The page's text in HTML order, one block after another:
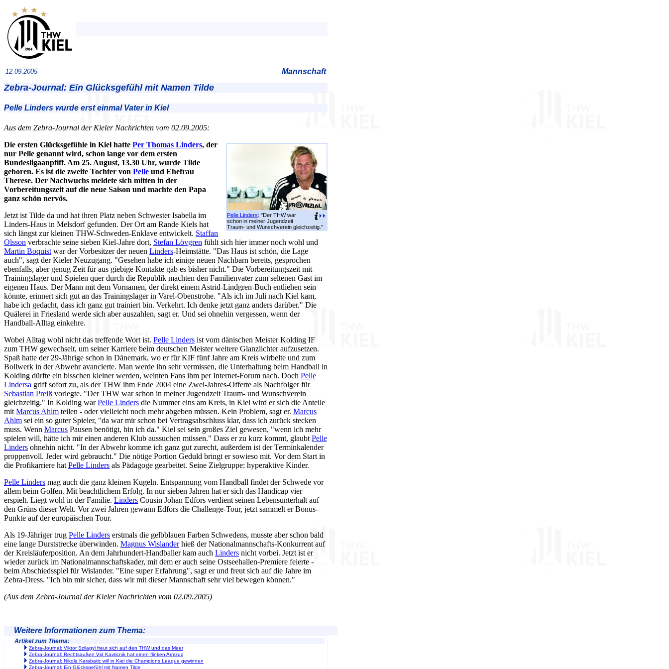
12.09.2005 Mannschaft
Zebra-Journal: Ein Glücksgefühl mit Namen Tilde
Pelle Linders wurde erst einmal Vater in Kiel
Aus dem Zebra-Journal der Kieler Nachrichten vom 02.09.2005:
Pelle Linders: "Der THW war
schon in meiner Jugendzeit
Traum- und Wunschverein gleichzeitig."
Die ersten Glücksgefühle in Kiel hatte Per Thomas Linders, der
nur Pelle genannt wird, schon lange vor dem ersten
Bundesligaanpfiff. Am 25. August, 13.30 Uhr, wurde Tilde
geboren. Es ist die zweite Tochter von Pelle und Ehefrau
Therese. Der Nachwuchs meldete sich mitten in der
Vorbereitungszeit auf die neue Saison und machte den Papa
ganz schön nervös.
Jetzt ist Tilde da und hat ihren Platz neben Schwester Isabella im
Linders-Haus in Melsdorf gefunden. Der Ort am Rande Kiels hat
sich längst zur kleinen THW-Schweden-Enklave entwickelt. Staffan
Olsson verbrachte seine sieben Kiel-Jahre dort, Stefan Lövgren fühlt sich hier immer noch wohl und
Martin Boquist war der Vorbesitzer der neuen Linders-Heimstätte. "Das Haus ist schön, die Lage
auch", sagt der Kieler Neuzugang. "Gesehen habe ich einige neuen Nachbarn bereits, gesprochen
ebenfalls, aber genug Zeit für aus giebige Kontakte gab es bisher nicht." Die Vorbereitungszeit mit
Trainingslager und Spielen quer durch die Republik machten den Familienvater zum seltenen Gast im
eigenen Haus. Der Mann mit dem Vornamen, der direkt einem Astrid-Lindgren-Buch entliehen sein
könnte, erinnert sich gut an das Trainingslager in Varel-Obenstrohe. "Als ich im Juli nach Kiel kam,
habe ich gedacht, dass ich ganz gut trainiert bin. Verkehrt. Ich denke jetzt ganz anders darüber." Die
Quälerei in Friesland werde sich aber auszahlen, sagt er. Und sei ohnehin vergessen, wenn der
Handball-Alltag einkehre.
Wobei Alltag wohl nicht das treffende Wort ist. Pelle Linders ist vom dänischen Meister Kolding IF
zum THW gewechselt, um seiner Karriere beim deutschen Meister weitere Glanzlichter aufzusetzen.
Spaß hatte der 29-Jährige schon in Dänemark, wo er für KIF fünf Jahre am Kreis wirbelte und zum
Bollwerk in der Abwehr avancierte. Man werde ihn sehr vermissen, die Unterhaltung beim Handball in
Kolding dürfte ein bisschen kleiner werden, weinten Fans ihm per Internet-Forum nach. Doch Pelle
Lindersa griff sofort zu, als der THW ihm Ende 2004 eine Zwei-Jahres-Offerte als Nachfolger für
Sebastian Preiß vorlegte. "Der THW war schon in meiner Jugendzeit Traum- und Wunschverein
gleichzeitig." In Kolding warPelle Linders die Nummer eins am Kreis, in Kiel wird er sich die Anteile
mit Marcus Ahlm teilen - oder vielleicht noch mehr abgeben müssen. Kein Problem, sagt er. Marcus
Ahlm sei ein so guter Spieler, "da war mir schon bei Vertragsabschluss klar, dass ich zurück stecken
muss. Wenn Marcus Pausen benötigt, bin ich da." Kiel sei sein großes Ziel gewesen, "wenn ich mehr
spielen will, hätte ich mir einen anderen Klub aussuchen müssen." Dass er zu kurz kommt, glaubt Pelle
Linders ohnehin nicht. "In der Abwehr komme ich ganz gut zurecht, außerdem ist der Terminkalender
proppenvoll. Jeder wird gebraucht." Die nötige Portion Geduld bringt er sowieso mit. Vor dem Start in
die Profikarriere hat Pelle Linders als Pädagoge gearbeitet. Seine Zielgruppe: hyperaktive Kinder.
Pelle Linders mag auch die ganz kleinen Kugeln. Entspannung vom Handball findet der Schwede vor
allem beim Golfen. Mit beachtlichem Erfolg. In nur sieben Jahren hat er sich das Handicap vier
erspielt. Liegt wohl in der Familie. Linders Cousin Johan Edfors verdient seinen Lebensunterhalt auf
den Grüns dieser Welt. Vor zwei Jahren gewann Edfors die Challenge-Tour, jetzt sammelt er Bonus-
Punkte auf der europäischen Tour.
Als 19-Jähriger trug Pelle Linders erstmals die gelbblauen Farben Schwedens, musste aber schon bald
eine lange Durststrecke überwinden. Magnus Wislanderhieß der Nationalmannschafts-Konkurrent auf
der Kreisläuferposition. An dem Jahrhundert-Handballer kam auch Linders nicht vorbei. Jetzt ist er
wieder zurück im Nationalmannschaftskader, mit dem er auch seine Ostseehallen-Premiere feierte -
beim Abschiedsspiel für Wislander. "Eine super Erfahrung", sagt er und freut sich auf die Jahre im
Zebra-Dress. "Ich bin mir sicher, dass wir mit dieser Mannschaft sehr viel bewegen können."
(Aus dem Zebra-Journal der Kieler Nachrichten vom 02.09.2005)
Weitere Informationen zum Thema:
Artikel zum Thema:
Zebra-Journal: Viktor Szilagyi freut sich auf den THW und das Meer
Zebra-Journal: Rechtsaußen Vid Kavticnik hat einen flinken Armzug
Zebra-Journal: Nikola Karabatic will in Kiel die Champions League gewinnen
Zebra-Journal: Ein Glücksgefühl mit Namen Tilde